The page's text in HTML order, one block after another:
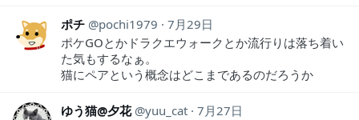
ポチ pochi1979
7月29日
ポケGOとかドラクエウォークとか流行りは落ち着い
た気もするなぁ。
猫にペアという概念はどこまであるのだろうか
ゆう猫@夕花 yuu_cat 7月27日